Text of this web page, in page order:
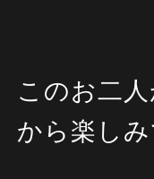
このお二
から楽しみ